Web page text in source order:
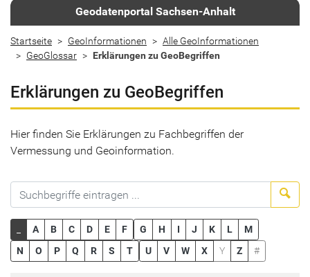
Geodatenportal Sachsen-Anhalt
Startseite GeoInformationen
Alle GeoInformationen
GeoGlossar
Erklärungen zu GeoBegriffen
Erklärungen zu GeoBegriffen
Hier finden Sie Erklärungen zu Fachbegriffen der
Vermessung und Geoinformation.
A B C D E F G H I J K L
M
N
O P Q R S T U V W X Y Z #